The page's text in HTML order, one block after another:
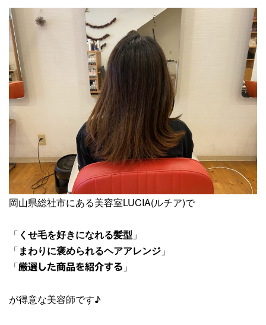
岡山県総社市にある美容室LUCIA(ルチア)で
「 くせ毛を好きになれる髪型 」
「まわりに褒められるヘアアレンジ 」
「厳選した商品を紹介する 」
が得意な美容師です♪